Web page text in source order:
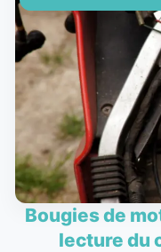
Bougies de
lecture du